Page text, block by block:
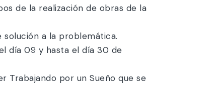
de la realización de obras de la
solución a la problemática.
día 09 y hasta el día 30 de
Trabajando por un Sueño que se